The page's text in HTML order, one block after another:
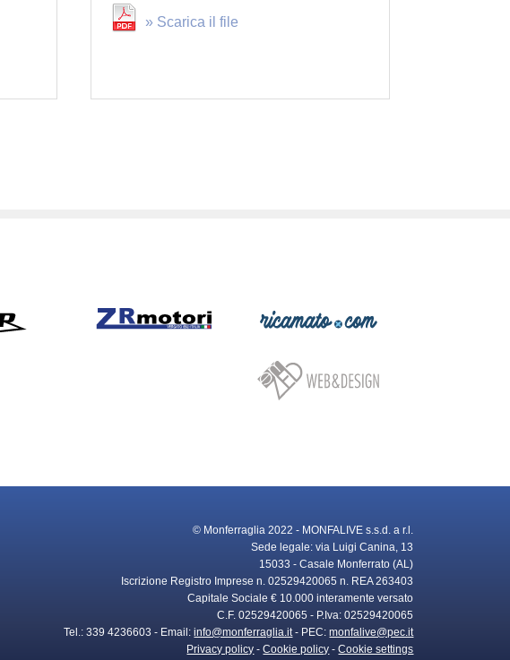
» Scarica il file
© Monferraglia 2022 - MONFALIVE s.s.d. a r.l.
Sede legale: via Luigi Canina, 13
15033 - Casale Monferrato (AL)
Iscrizione Registro Imprese n. 02529420065 n. REA 263403
Capitale Sociale € 10.000 interamente versato
C.F. 02529420065 - P.Iva: 02529420065
Tel.: 339 4236603 - Email:info@monferraglia.it- PEC:monfalive@pec.it
Privacy policy -Cookie policy -Cookie settings